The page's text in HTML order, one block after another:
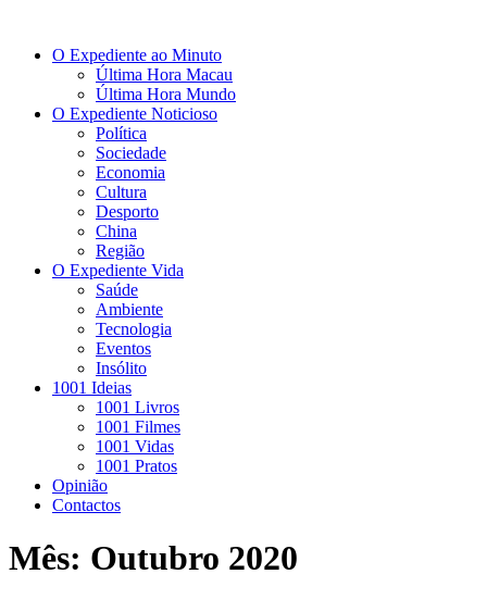
O Expediente ao Minuto
Última Hora Macau
Última Hora Mundo
O Expediente Noticioso
Política
Sociedade
Economia
Cultura
Desporto
China
Região
O Expediente Vida
Saúde
Ambiente
Tecnologia
Eventos
Insólito
1001 Ideias
1001 Livros
1001 Filmes
1001 Vidas
1001 Pratos
Opinião
Contactos
Mês: Outubro 2020